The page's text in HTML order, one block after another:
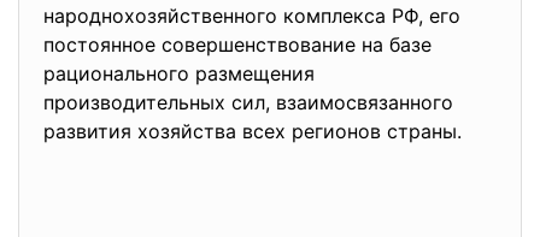
народнохозяйственного комплекса РФ, его
постоянное совершенствование на базе
рационального размещения
производительных сил, взаимосвязанного
развития хозяйства всех регионов страны.